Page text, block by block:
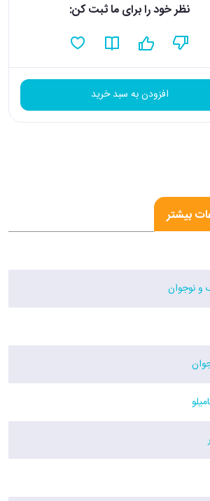
نظر خود را برای ما ثبت کن:
افزودن به سبد خرید
بیشتر
و نوجوان